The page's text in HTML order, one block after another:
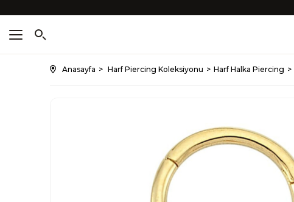
Anasayfa Harf Piercing Koleksiyonu Harf Halka Piercing